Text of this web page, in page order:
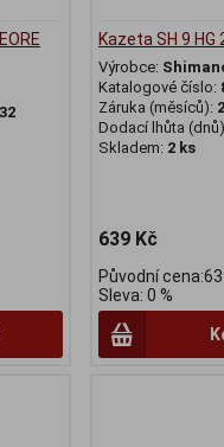
Kazeta SH 9 HG
Výrobce:
Katalogové číslo:
Záruka (měsíců):
Dodací lhůta
Skladem: 2 ks
639 Kč
Původní
Sleva: 0 %